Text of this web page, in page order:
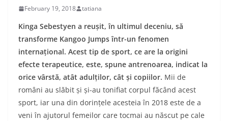
February 19, 2018 tatiana
Kinga Sebestyen a reușit, în ultimul deceniu, să
transforme Kangoo Jumps într-un fenomen
internațional. Acest tip de sport, ce are la origini
efecte terapeutice, este, spune antrenoarea, indicat la
orice vârstă, atât adulților, cât și copiilor. Mii de
români au slăbit și și-au tonifiat corpul făcând acest
sport, iar una din dorințele acesteia în 2018 este de a
veni în ajutorul femeilor care tocmai au născut pe cale